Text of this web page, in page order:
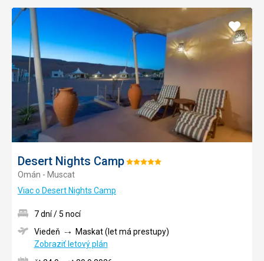
Desert Nights CampHodnotenie:
Omán - Muscat
Viac o Desert Nights Camp
Pridať
do
7 dní / 5 nocí
Viedeň
Maskat (let má prestupy)
Zobraziť letový plán